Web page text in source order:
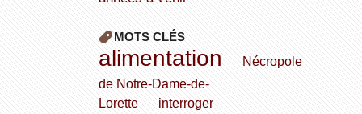
MOTS CLÉS
alimentation
Nécropole
de Notre-Dame-de-
Lorette
interroger